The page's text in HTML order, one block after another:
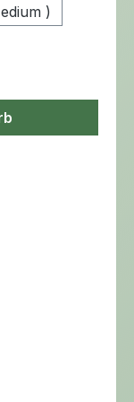
)
Wert